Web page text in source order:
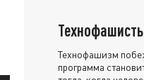
Технофашизм
программа